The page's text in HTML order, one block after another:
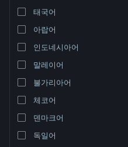
Steam 모바일 앱 다운로드
PC 웹사이트 보기
태국어
아랍어
인도네시아어
말레이어
불가리아어
체코어
덴마크어
독일어